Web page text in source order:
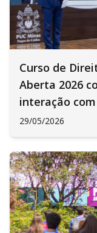
Curso de
Aberta 2026
interação
29/05/2026